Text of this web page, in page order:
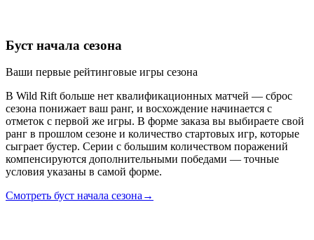
Буст начала сезона
Ваши первые рейтинговые игры сезона
В Wild Rift больше нет квалификационных матчей — сброс
сезона понижает ваш ранг, и восхождение начинается с
отметок с первой же игры. В форме заказа вы выбираете свой
ранг в прошлом сезоне и количество стартовых игр, которые
сыграет бустер. Серии с большим количеством поражений
компенсируются дополнительными победами — точные
условия указаны в самой форме.
Смотреть буст начала сезона→